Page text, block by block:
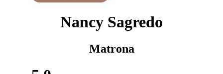
Nancy Sagredo
Matrona